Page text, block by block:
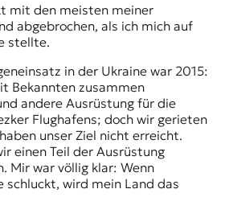
mit den meisten meiner
abgebrochen, als ich mich auf
stellte.
in der Ukraine war 2015:
Bekannten zusammen
andere Ausrüstung für die
Flughafens; doch wir gerieten
unser Ziel nicht erreicht.
einen Teil der Ausrüstung
Mir war völlig klar: Wenn
schluckt, wird mein Land das